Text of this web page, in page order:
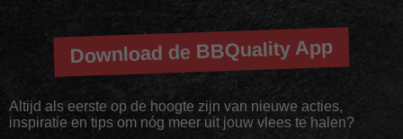
Download de BBQuality App
Altijd als eerste op de hoogte zijn van nieuwe acties,
inspiratie en tips om nóg meer uit jouw vlees te halen?